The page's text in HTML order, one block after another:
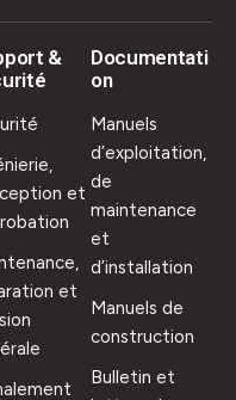
&
et
et
Documentati
on
Manuels
d’exploitation,
de
maintenance
et
d’installation
Manuels de
construction
Bulletin et